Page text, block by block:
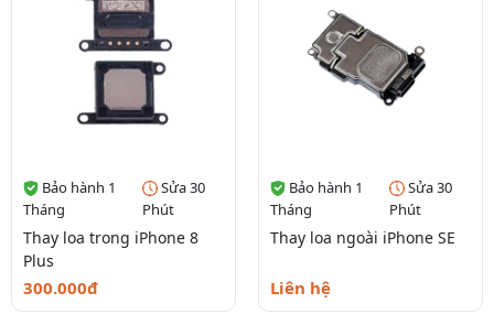
Bảo hành 1
Tháng
Sửa 30
Phút
Thay loa trong iPhone 8
Plus
300.000đ
Bảo hành 1
Tháng
Sửa 30
Phút
Thay loa ngoài iPhone SE
Liên hệ